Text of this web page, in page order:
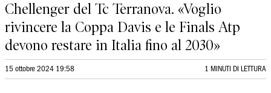
Chellenger del Tc Terranova. «Voglio
rivincere la Coppa Davis e le Finals Atp
devono restare in Italia fino al 2030»
15 ottobre 2024 19:58 1 MINUTI DI LETTURA